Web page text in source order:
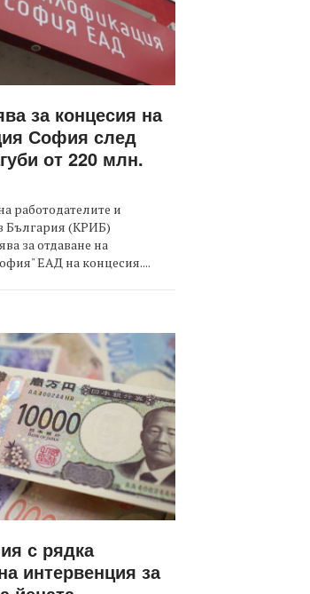
за концесия на
София след
от 220 млн.
работодателите и
България (КРИБ)
за отдаване на
ЕАД на концесия....
с рядка
интервенция за